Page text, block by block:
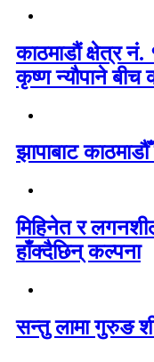
काठमाडौं क्षेत्र
कृष्ण न्यौपाने बीच
झापाबाट
मिहिनेत र
हाँक्दैछिन् कल्पना
सन्तु लामा गुरुङ